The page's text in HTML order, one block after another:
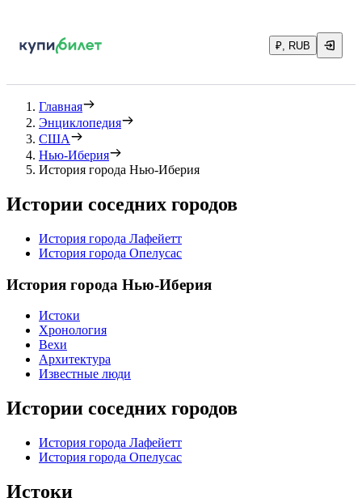
₽, RUB
Главная
Энциклопедия
США
Нью-Иберия
История города Нью-Иберия
Истории соседних городов
История города Лафейетт
История города Опелусас
История города Нью-Иберия
Истоки
Хронология
Вехи
Архитектура
Известные люди
Истории соседних городов
История города Лафейетт
История города Опелусас
Истоки